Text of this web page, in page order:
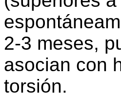
2-3 meses,
asocian con
torsión.